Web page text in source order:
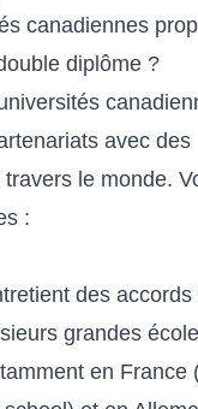
canadiennes
diplôme ?
avec des
le monde.
:
des
grandes
en France